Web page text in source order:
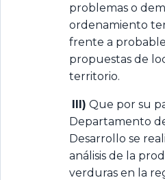
problemas o
ordenamiento
frente a
propuestas de
territorio.
III) Que por su
Departamento
Desarrollo se
análisis de la
verduras en la